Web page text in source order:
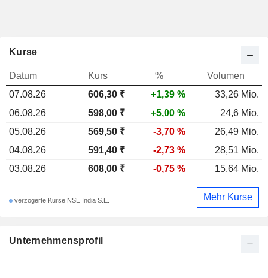
Unternehmensprofil
Kurse
Datum Kurs %
Volumen
07.08.26
606,30 ₹ +1,39 %
33,26 Mio.
06.08.26
598,00 ₹ +5,00 %
24,6 Mio.
05.08.26
569,50 ₹ -3,70 %
26,49 Mio.
04.08.26
591,40 ₹ -2,73 %
28,51 Mio.
03.08.26
608,00 ₹ -0,75 % 15,64 Mio.
verzögerte Kurse NSE India S.E. Mehr Kurse